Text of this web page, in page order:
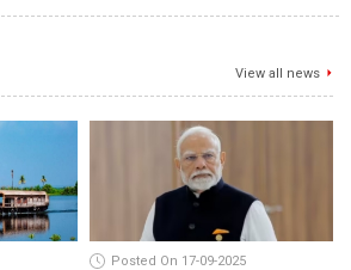
View all news
Posted On 17-09-2025